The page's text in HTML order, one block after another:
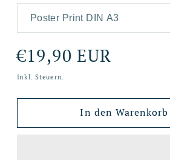
Normaler
Preis
€19,90 EUR
Inkl. Steuern.
In den